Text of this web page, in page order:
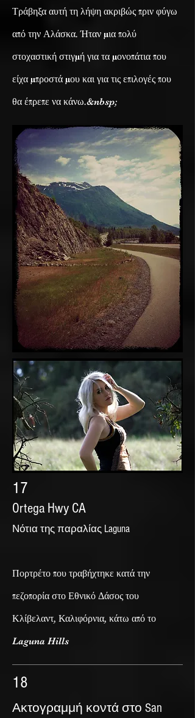
Τράβηξα αυτή τη λήψη ακριβώς πριν φύγω
από την Αλάσκα. Ήταν μια πολύ
στοχαστική στιγμή για τα μονοπάτια που
είχα μπροστά μου και για τις επιλογές που
θα έπρεπε να κάνω.&nbsp;
17
Ortega Hwy CA
Νότια της παραλίας Laguna
Πορτρέτο που τραβήχτηκε κατά την
πεζοπορία στο Εθνικό Δάσος του
Κλίβελαντ, Καλιφόρνια, κάτω από το
Laguna Hills
18
Ακτογραμμή κοντά στο San